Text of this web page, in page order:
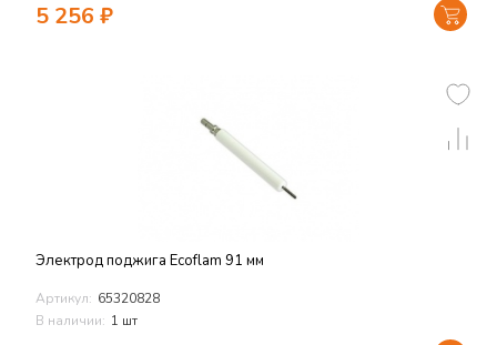
5 256 ₽
Электрод поджига Ecoflam 91 мм
Артикул: 65320828
В наличии: 1 шт